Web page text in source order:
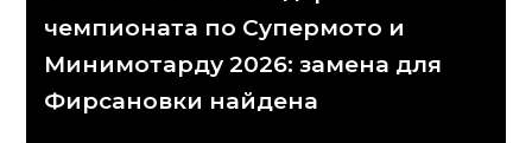
чемпионата по Супермото и
Минимотарду 2026: замена для
Фирсановки найдена